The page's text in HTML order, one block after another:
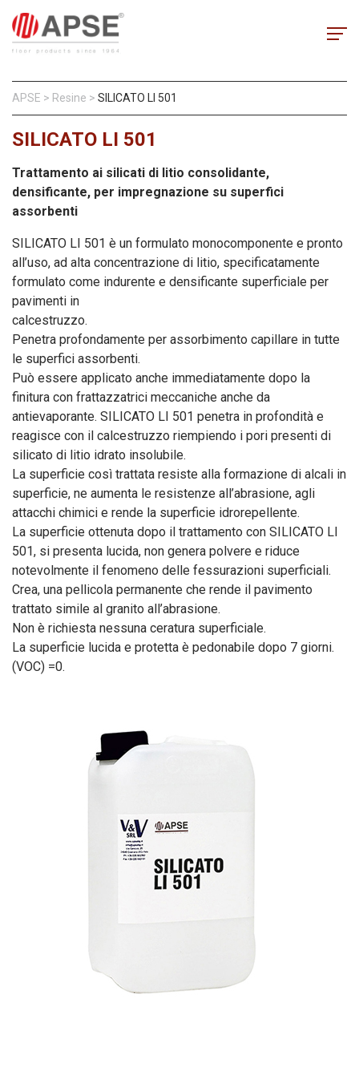
APSE > Resine > SILICATO LI 501
SILICATO LI 501
Trattamento ai silicati di litio consolidante,
densificante, per impregnazione su superfici
assorbenti
SILICATO LI 501 è un formulato monocomponente e pronto
all’uso, ad alta concentrazione di litio, specificatamente
formulato come indurente e densificante superficiale per
pavimenti in
calcestruzzo.
Penetra profondamente per assorbimento capillare in tutte
le superfici assorbenti.
Può essere applicato anche immediatamente dopo la
finitura con frattazzatrici meccaniche anche da
antievaporante. SILICATO LI 501 penetra in profondità e
reagisce con il calcestruzzo riempiendo i pori presenti di
silicato di litio idrato insolubile.
La superficie così trattata resiste alla formazione di alcali in
superficie, ne aumenta le resistenze all’abrasione, agli
attacchi chimici e rende la superficie idrorepellente.
La superficie ottenuta dopo il trattamento con SILICATO LI
501, si presenta lucida, non genera polvere e riduce
notevolmente il fenomeno delle fessurazioni superficiali.
Crea, una pellicola permanente che rende il pavimento
trattato simile al granito all’abrasione.
Non è richiesta nessuna ceratura superficiale.
La superficie lucida e protetta è pedonabile dopo 7 giorni.
(VOC) =0.